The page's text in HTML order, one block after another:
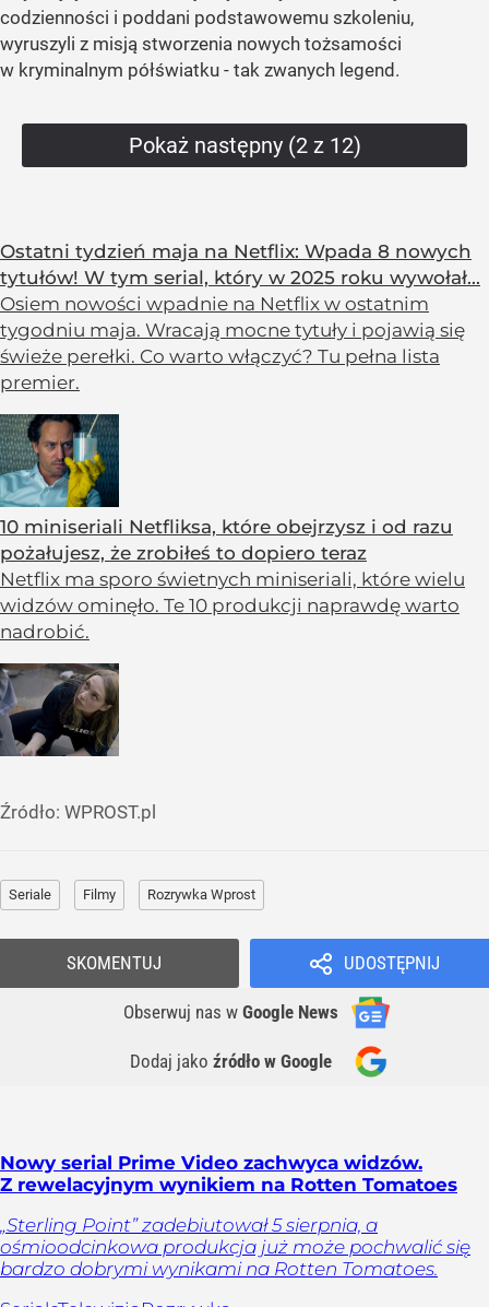
codzienności i poddani podstawowemu szkoleniu,
wyruszyli z misją stworzenia nowych tożsamości
w kryminalnym półświatku - tak zwanych legend.
Pokaż następny (2 z 12)
Ostatni tydzień maja na Netflix: Wpada 8 nowych
tytułów! W tym serial, który w 2025 roku wywołał...
Osiem nowości wpadnie na Netflix w ostatnim
tygodniu maja. Wracają mocne tytuły i pojawią się
świeże perełki. Co warto włączyć? Tu pełna lista
premier.
10 miniseriali Netfliksa, które obejrzysz i od razu
pożałujesz, że zrobiłeś to dopiero teraz
Netflix ma sporo świetnych miniseriali, które wielu
widzów ominęło. Te 10 produkcji naprawdę warto
nadrobić.
Źródło: WPROST.pl
Seriale Filmy Rozrywka Wprost
UDOSTĘPNIJ
Obserwuj nas w Google News
Dodaj jako źródło w Google
SKOMENTUJ
Nowy serial Prime Video zachwyca widzów.
Z rewelacyjnym wynikiem na Rotten Tomatoes
„Sterling Point” zadebiutował 5 sierpnia, a
ośmioodcinkowa produkcja już może pochwalić się
bardzo dobrymi wynikami na Rotten Tomatoes.